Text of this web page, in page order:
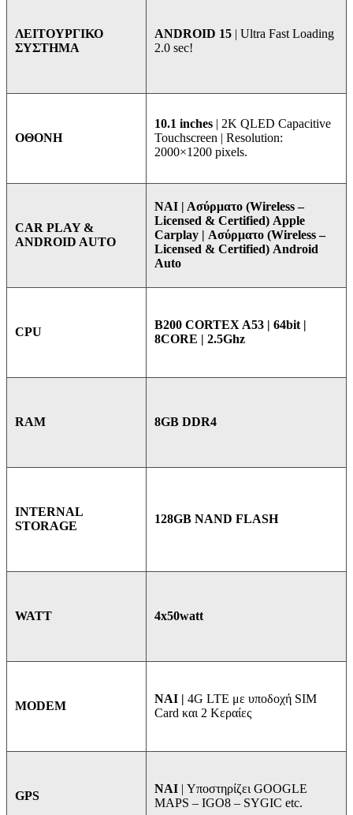
ΛΕΙΤΟΥΡΓΙΚΟ
ΣΥΣΤΗΜΑ
ANDROID 15 | Ultra Fast Loading
2.0 sec!
ΟΘΟΝΗ
10.1 inches | 2K QLED Capacitive
Touchscreen | Resolution:
2000×1200 pixels.
CAR PLAY &
ANDROID AUTO
ΝΑΙ | Ασύρματο (Wireless –
Licensed & Certified) Apple
Carplay | Ασύρματο (Wireless –
Licensed & Certified) Android
Auto
CPU
B200 CORTEX A53 | 64bit |
8CORE | 2.5Ghz
RAM 8GB DDR4
INTERNAL
STORAGE
128GB NAND FLASH
WATT 4x50watt
MODEM
NAI | 4G LTE με υποδοχή SIM
Card και 2 Κεραίες
GPS
NAI | Υποστηρίζει GOOGLE
MAPS – IGO8 – SYGIC etc.